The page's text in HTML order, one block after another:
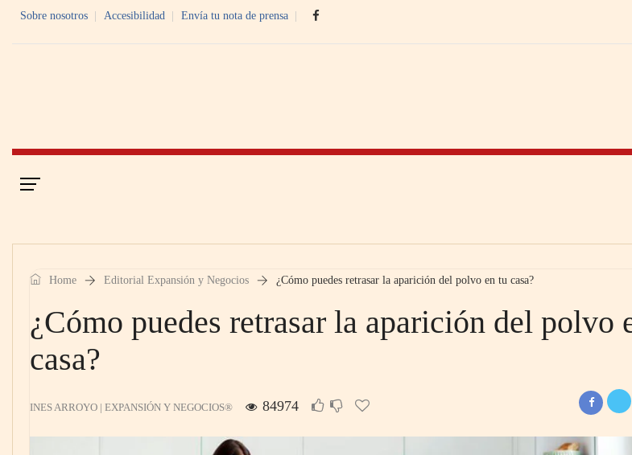
Sobre nosotros Accesibilidad Envía tu nota de prensa
Home Editorial Expansión y Negocios ¿Cómo puedes retrasar la aparición del polvo en tu casa?
¿Cómo puedes retrasar la aparición del polvo
casa?
INES ARROYO | EXPANSIÓN Y NEGOCIOS® 84974